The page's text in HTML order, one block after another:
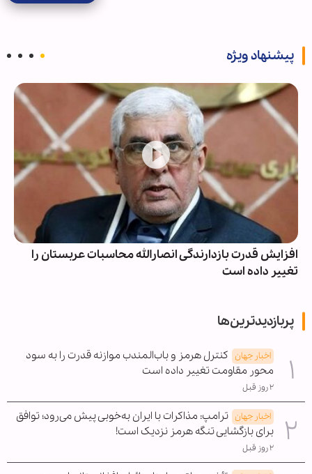
پیشنهاد ویژه
افزایش قدرت بازدارندگی انصارالله محاسبات عربستان را
تغییر داده است
پربازدیدترین‌ها
اخبار جهان کنترل هرمز و باب‌المندب موازنه قدرت را به سود
محور مقاومت تغییر داده است
۲ روز قبل
اخبار جهان ترامپ: مذاکرات با ایران به‌خوبی پیش می‌رود؛ توافق
برای بازگشایی تنگه هرمز نزدیک است!
۲ روز قبل